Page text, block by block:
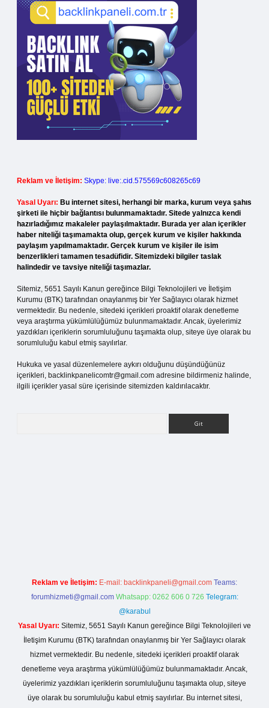
Reklam ve İletişim: Skype: live:.cid.575569c608265c69
Yasal Uyarı: Bu internet sitesi, herhangi bir marka, kurum veya şahıs
şirketi ile hiçbir bağlantısı bulunmamaktadır. Sitede yalnızca kendi
hazırladığımız makaleler paylaşılmaktadır. Burada yer alan içerikler
haber niteliği taşımamakta olup, gerçek kurum ve kişiler hakkında
paylaşım yapılmamaktadır. Gerçek kurum ve kişiler ile isim
benzerlikleri tamamen tesadüfidir. Sitemizdeki bilgiler taslak
halindedir ve tavsiye niteliği taşımazlar.
Sitemiz, 5651 Sayılı Kanun gereğince Bilgi Teknolojileri ve İletişim
Kurumu (BTK) tarafından onaylanmış bir Yer Sağlayıcı olarak hizmet
vermektedir. Bu nedenle, sitedeki içerikleri proaktif olarak denetleme
veya araştırma yükümlülüğümüz bulunmamaktadır. Ancak, üyelerimiz
yazdıkları içeriklerin sorumluluğunu taşımakta olup, siteye üye olarak bu
sorumluluğu kabul etmiş sayılırlar.
Hukuka ve yasal düzenlemelere aykırı olduğunu düşündüğünüz
içerikleri, backlinkpanelicomtr@gmail.com adresine bildirmeniz halinde,
ilgili içerikler yasal süre içerisinde sitemizden kaldırılacaktır.
Reklam ve İletişim: E-mail: backlinkpaneli@gmail.com Teams:
forumhizmeti@gmail.com Whatsapp: 0262 606 0 726 Telegram:
@karabul
Yasal Uyarı: Sitemiz, 5651 Sayılı Kanun gereğince Bilgi Teknolojileri ve
İletişim Kurumu (BTK) tarafından onaylanmış bir Yer Sağlayıcı olarak
hizmet vermektedir. Bu nedenle, sitedeki içerikleri proaktif olarak
denetleme veya araştırma yükümlülüğümüz bulunmamaktadır. Ancak,
üyelerimiz yazdıkları içeriklerin sorumluluğunu taşımakta olup, siteye
üye olarak bu sorumluluğu kabul etmiş sayılırlar. Bu internet sitesi,